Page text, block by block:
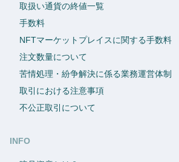
取扱い通貨の終値一覧
手数料
NFTマーケットプレイスに関する手数料
注文数量について
苦情処理・紛争解決に係る業務運営体制
取引における注意事項
不公正取引について
INFO